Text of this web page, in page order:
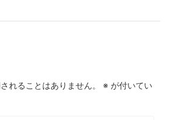
れることはありません。 ※ が付いてい